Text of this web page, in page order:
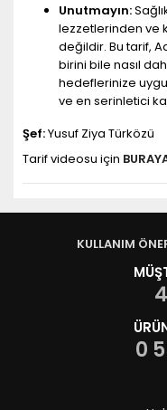
Unutmayın:
lezzetlerinden ve
değildir. Bu tarif,
birini bile nasıl
hedeflerinize
ve en serinletici
Şef:Yusuf Ziya Türközü
Tarif videosu için
KULLANIM
0